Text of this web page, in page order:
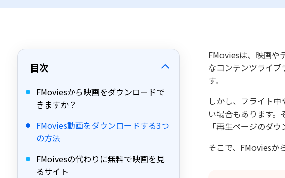
目次
FMoviesから映画をダウンロードで
きますか？
FMovies動画をダウンロードする3つ
の方法
FMoivesの代わりに無料で映画を見
るサイト
FMoviesは、映画や
なコンテンツライ
す。
しかし、フライト
い場合もあります
「再生ページのダ
そこで、FMoviesか